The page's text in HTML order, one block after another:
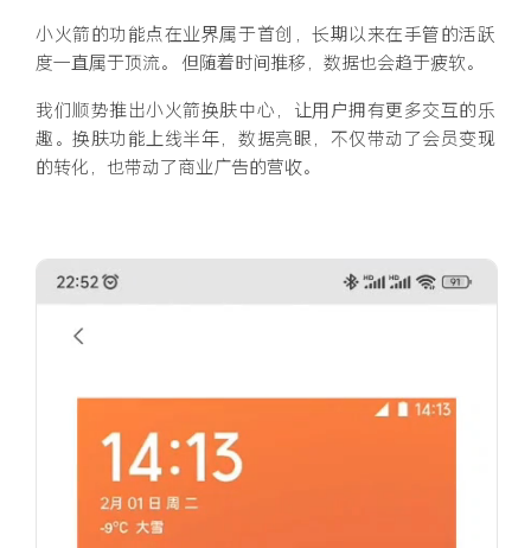
小火箭的功能点在业界属于首创，长期以来在手管的活跃
度一直属于顶流。 但随着时间推移，数据也会趋于疲软。
我们顺势推出小火箭换肤中心，让用户拥有更多交互的乐
趣。换肤功能上线半年，数据亮眼，不仅带动了会员变现
的转化，也带动了商业广告的营收。